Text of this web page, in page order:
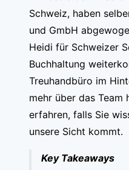
Schweiz, haben
und GmbH
Heidi für Schweizer
Buchhaltung
Treuhandbüro im
mehr über das Team
erfahren, falls Sie
unsere Sicht kommt.
Key Takeaways